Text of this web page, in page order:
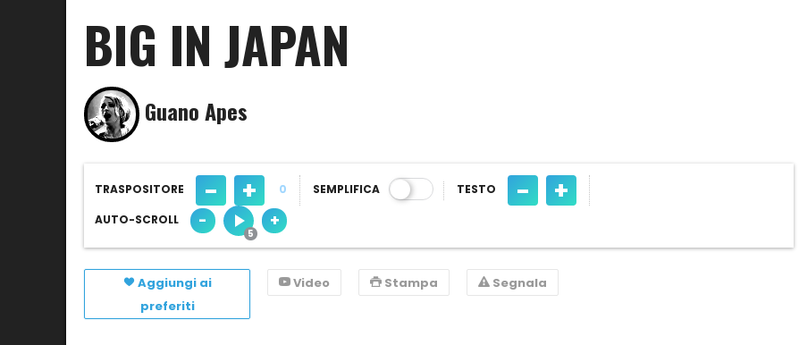
BIG IN JAPAN
Guano Apes
TRASPOSITORE - + 0 SEMPLIFICA TESTO - +
AUTO-SCROLL - +
Aggiungi ai
preferiti
Video Stampa Segnala